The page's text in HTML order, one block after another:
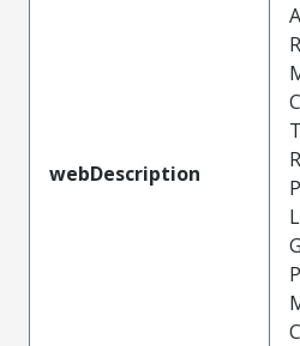
webDescription